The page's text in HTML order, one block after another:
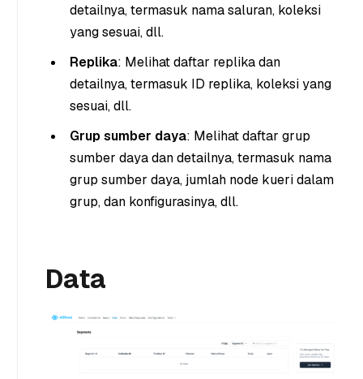
detailnya, termasuk nama saluran, koleksi
yang sesuai, dll.
Replika: Melihat daftar replika dan
detailnya, termasuk ID replika, koleksi yang
sesuai, dll.
Grup sumber daya: Melihat daftar grup
sumber daya dan detailnya, termasuk nama
grup sumber daya, jumlah node kueri dalam
grup, dan konfigurasinya, dll.
Data